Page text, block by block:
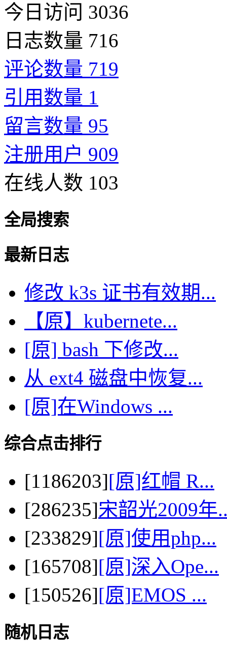
今日访问 3036
日志数量 716
评论数量 719
引用数量 1
留言数量 95
注册用户 909
在线人数 103
全局搜索
最新日志
修改 k3s 证书有效期...
【原】kubernete...
[原] bash 下修改...
从 ext4 磁盘中恢复...
[原]在Windows ...
综合点击排行
[1186203][原]红帽 R...
[286235]宋韶光2009年
[233829][原]使用php...
[165708][原]深入Ope...
[150526][原]EMOS ...
随机日志